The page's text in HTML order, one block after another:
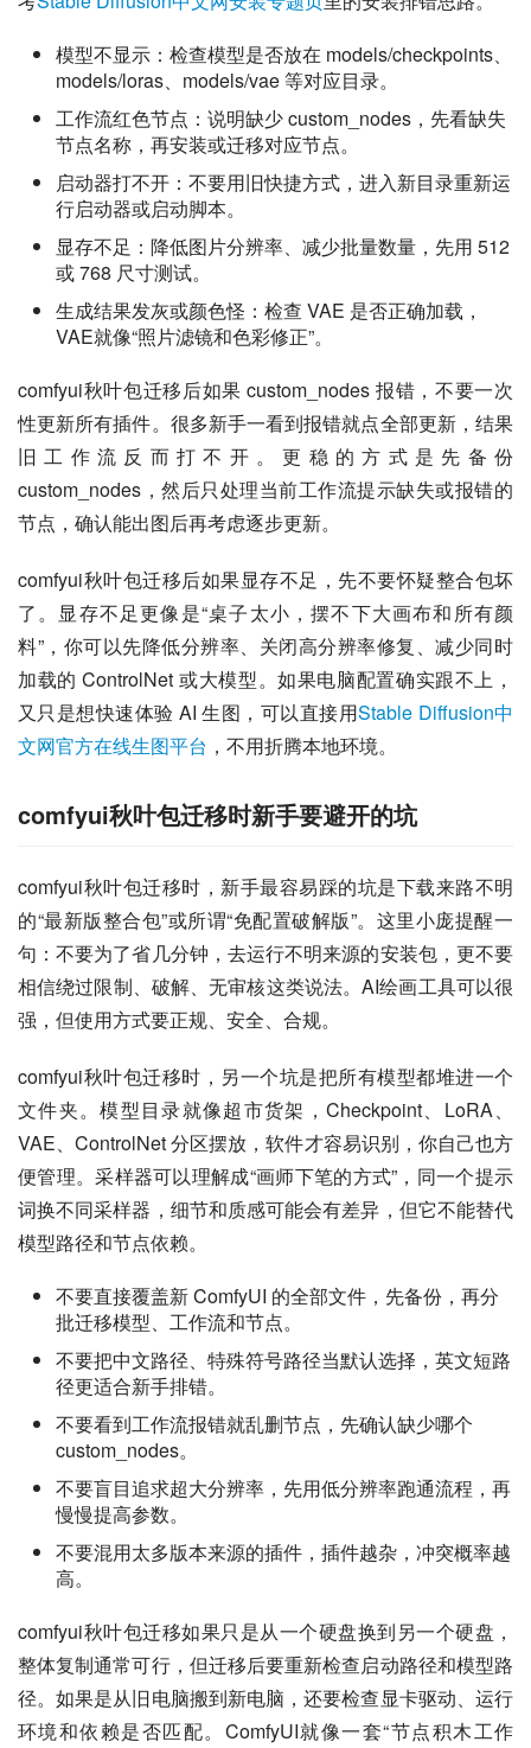
模型不显示：检查模型是否放在 models/checkpoints、
models/loras、models/vae 等对应目录。
工作流红色节点：说明缺少 custom_nodes，先看缺失
节点名称，再安装或迁移对应节点。
启动器打不开：不要用旧快捷方式，进入新目录重新运
行启动器或启动脚本。
显存不足：降低图片分辨率、减少批量数量，先用 512
或 768 尺寸测试。
生成结果发灰或颜色怪：检查 VAE 是否正确加载，
VAE就像“照片滤镜和色彩修正”。
comfyui秋叶包迁移后如果 custom_nodes 报错，不要一次
性更新所有插件。很多新手一看到报错就点全部更新，结果
旧工作流反而打不开。更稳的方式是先备份
custom_nodes，然后只处理当前工作流提示缺失或报错的
节点，确认能出图后再考虑逐步更新。
comfyui秋叶包迁移后如果显存不足，先不要怀疑整合包坏
了。显存不足更像是“桌子太小，摆不下大画布和所有颜
料”，你可以先降低分辨率、关闭高分辨率修复、减少同时
加载的 ControlNet 或大模型。如果电脑配置确实跟不上，
又只是想快速体验 AI 生图，可以直接用Stable Diffusion中
文网官方在线生图平台 ，不用折腾本地环境。
comfyui秋叶包迁移时新手要避开的坑
comfyui秋叶包迁移时，新手最容易踩的坑是下载来路不明
的“最新版整合包”或所谓“免配置破解版”。这里小庞提醒一
句：不要为了省几分钟，去运行不明来源的安装包，更不要
相信绕过限制、破解、无审核这类说法。AI绘画工具可以很
强，但使用方式要正规、安全、合规。
comfyui秋叶包迁移时，另一个坑是把所有模型都堆进一个
文件夹。模型目录就像超市货架，Checkpoint、LoRA、
VAE、ControlNet 分区摆放，软件才容易识别，你自己也方
便管理。采样器可以理解成“画师下笔的方式”，同一个提示
词换不同采样器，细节和质感可能会有差异，但它不能替代
模型路径和节点依赖。
不要直接覆盖新 ComfyUI 的全部文件，先备份，再分
批迁移模型、工作流和节点。
不要把中文路径、特殊符号路径当默认选择，英文短路
径更适合新手排错。
不要看到工作流报错就乱删节点，先确认缺少哪个
custom_nodes。
不要盲目追求超大分辨率，先用低分辨率跑通流程，再
慢慢提高参数。
不要混用太多版本来源的插件，插件越杂，冲突概率越
高。
comfyui秋叶包迁移如果只是从一个硬盘换到另一个硬盘，
整体复制通常可行，但迁移后要重新检查启动路径和模型路
径。如果是从旧电脑搬到新电脑，还要检查显卡驱动、运行
环境和依赖是否匹配。ComfyUI就像一套“节点积木工作